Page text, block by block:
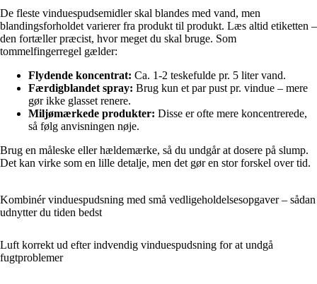
De fleste vinduespudsemidler skal blandes med vand, men
blandingsforholdet varierer fra produkt til produkt. Læs altid etiketten –
den fortæller præcist, hvor meget du skal bruge. Som
tommelfingerregel gælder:
Flydende koncentrat: Ca. 1-2 teskefulde pr. 5 liter vand.
Færdigblandet spray: Brug kun et par pust pr. vindue – mere
gør ikke glasset renere.
Miljømærkede produkter: Disse er ofte mere koncentrerede,
så følg anvisningen nøje.
Brug en måleske eller hældemærke, så du undgår at dosere på slump.
Det kan virke som en lille detalje, men det gør en stor forskel over tid.
Kombinér vinduespudsning med små vedligeholdelsesopgaver – sådan
udnytter du tiden bedst
Luft korrekt ud efter indvendig vinduespudsning for at undgå
fugtproblemer